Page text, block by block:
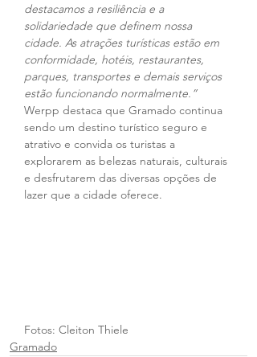
destacamos a resiliência e a
solidariedade que definem nossa
cidade. As atrações turísticas estão em
conformidade, hotéis, restaurantes,
parques, transportes e demais serviços
estão funcionando normalmente.”
Werpp destaca que Gramado continua
sendo um destino turístico seguro e
atrativo e convida os turistas a
explorarem as belezas naturais, culturais
e desfrutarem das diversas opções de
lazer que a cidade oferece.
Fotos: Cleiton Thiele
Gramado